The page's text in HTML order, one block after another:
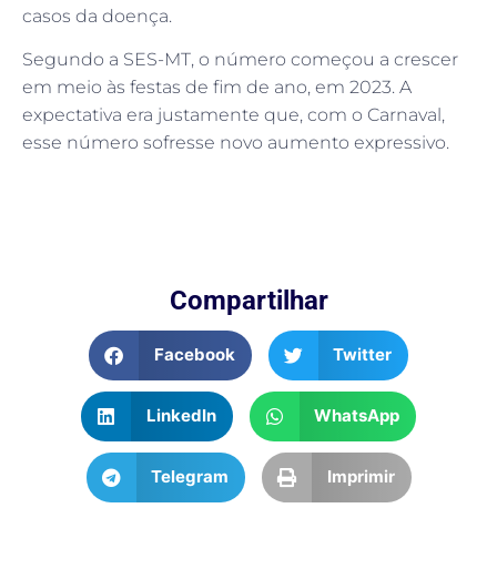
casos da doença.
Segundo a SES-MT, o número começou a crescer
em meio às festas de fim de ano, em 2023. A
expectativa era justamente que, com o Carnaval,
esse número sofresse novo aumento expressivo.
Compartilhar
Facebook Twitter
LinkedIn WhatsApp
Telegram Imprimir